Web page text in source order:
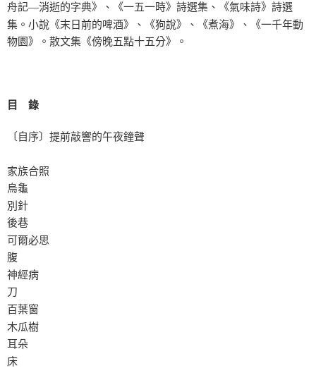
舟記—消逝的字典》、《一五一時》詩選集、《氣味詩》詩選
集。小說《末日前的啤酒》、《狗說》、《煮海》、《一千年動
物園》。散文集《傍晚五點十五分》。
目 錄
〔自序〕提前敲響的午夜鐘聲
家族合照
烏龜
別針
後巷
可爾必思
腹
神經病
刀
百葉窗
木瓜樹
耳朵
床